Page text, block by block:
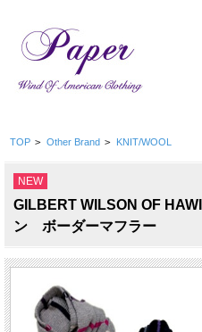
TOP > Other Brand > KNIT/WOOL
NEW
GILBERT WILSON OF
ン ボーダーマフラー